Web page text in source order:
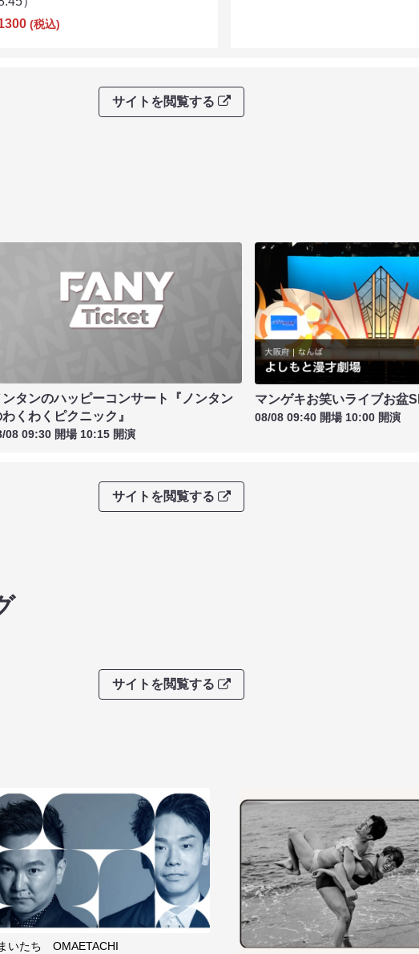
(税込)
サイトを閲覧する
ンタンのハッピーコンサート『ノンタン
くわくピクニック』
08 09:30 開場 10:15 開演
マンゲキお笑いライブお盆
08/08 09:40 開場 10:00 開演
サイトを閲覧する
サイトを閲覧する
いたち OMAETACHI